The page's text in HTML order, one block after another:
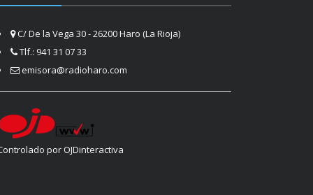
C/ De la Vega 30 - 26200 Haro (La Rioja)
Tlf.: 941 31 07 33
emisora@radioharo.com
por OJDinteractiva